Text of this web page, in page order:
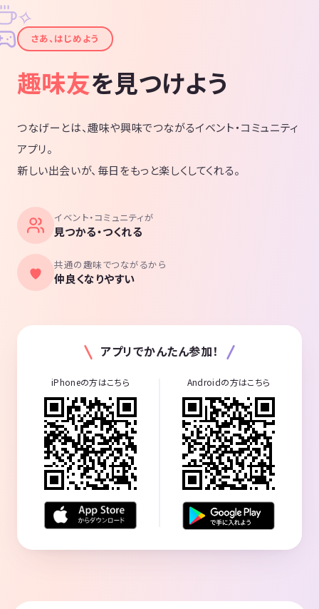
✦
✧
さあ、はじめよう
趣味友を見つけよう
つなげーとは、趣味や興味でつながるイベント・コミュニティ
アプリ。
新しい出会いが、毎日をもっと楽しくしてくれる。
イベント・コミュニティが
見つかる・つくれる
共通の趣味でつながるから
仲良くなりやすい
アプリでかんたん参加！
iPhoneの方はこちら Androidの方はこちら